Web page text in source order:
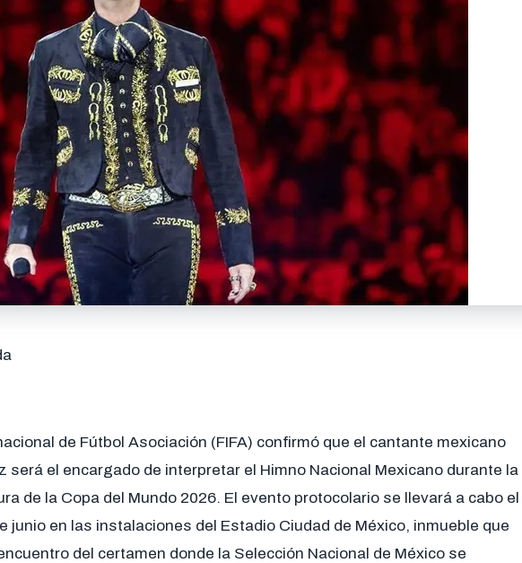
de Fútbol Asociación (FIFA) confirmó que el cantante mexicano
será el encargado de interpretar el Himno Nacional Mexicano durante la
de la Copa del Mundo 2026. El evento protocolario se llevará a cabo el
junio en las instalaciones del Estadio Ciudad de México, inmueble que
del certamen donde la Selección Nacional de México se